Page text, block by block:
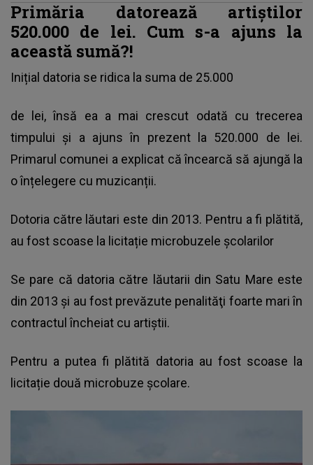
Primăria datorează artiștilor
520.000 de lei. Cum s-a ajuns la
această sumă?!
Inițial datoria se ridica la suma de 25.000
de lei, însă ea a mai crescut odată cu trecerea
timpului și a ajuns în prezent la 520.000 de lei.
Primarul comunei a explicat că încearcă să ajungă la
o înțelegere cu muzicanții.
Dotoria către lăutari este din 2013. Pentru a fi plătită,
au fost scoase la licitație microbuzele școlarilor
Se pare că datoria către lăutarii din Satu Mare este
din 2013 și au fost prevăzute penalităţi foarte mari în
contractul încheiat cu artiștii.
Pentru a putea fi plătită datoria au fost scoase la
licitație două microbuze școlare.